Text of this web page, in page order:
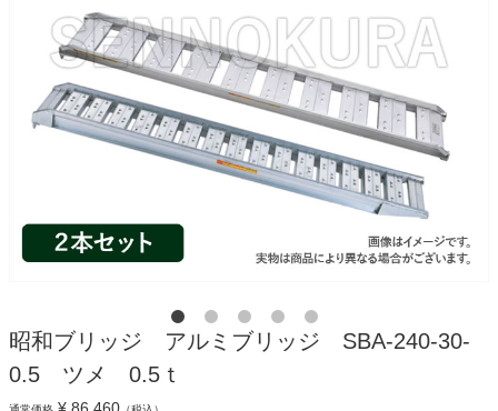
昭和ブリッジ アルミブリッジ SBA-240-30-
0.5 ツメ 0.5ｔ